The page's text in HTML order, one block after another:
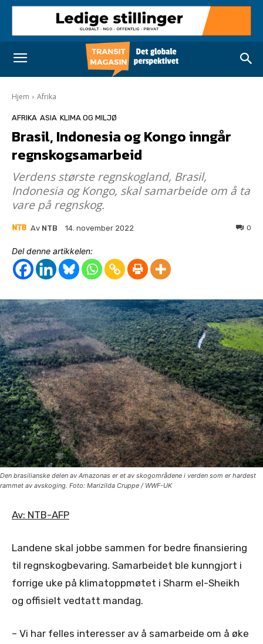
Hjem Afrika
AFRIKA ASIA KLIMA OG MILJØ
Brasil, Indonesia og Kongo inngår
regnskogsamarbeid
Verdens største regnskogland, Brasil,
Indonesia og Kongo, skal samarbeide om å ta
vare på regnskog.
Av NTB 14. november 2022 0
Del denne artikkelen:
Den brasilianske delen av Amazonas er et av skogområdene i verden som er hardest
rammet av avskoging. Foto: Marizilda Cruppe / WWF-UK
Av: NTB-AFP
Landene skal jobbe sammen for bedre finansiering
til regnskogbevaring. Samarbeidet ble kunngjort i
forrige uke på klimatoppmøtet i Sharm el-Sheikh
og offisielt vedtatt mandag.
– Vi har felles interesser av å samarbeide om å øke